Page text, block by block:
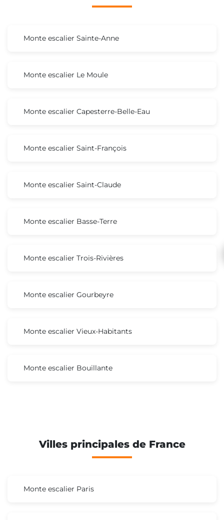
Monte escalier Sainte-Anne
Monte escalier Le Moule
Monte escalier Capesterre-Belle-Eau
Monte escalier Saint-François
Monte escalier Saint-Claude
Monte escalier Basse-Terre
Monte escalier Trois-Rivières
Monte escalier Gourbeyre
Monte escalier Vieux-Habitants
Monte escalier Bouillante
Villes principales de France
Monte escalier Paris